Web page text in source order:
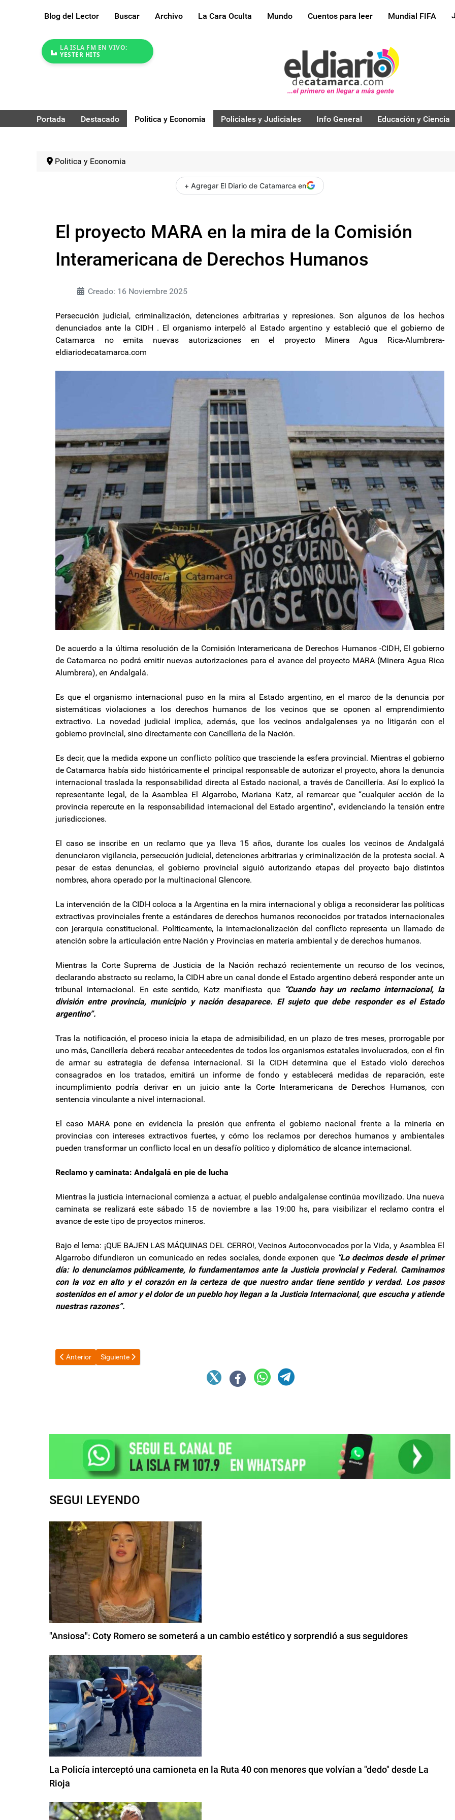
Blog del Lector Buscar Archivo La Cara Oculta Mundo Cuentos para leer Mundial FIFA
LA ISLA FM EN VIVO:
YESTER HITS
Portada Destacado Politica y Economia Policiales y Judiciales Info General Educación y Ciencia
Politica y Economia
+ Agregar El Diario de Catamarca en
El proyecto MARA en la mira de la Comisión
Interamericana de Derechos Humanos
Creado: 16 Noviembre 2025
Persecución judicial, criminalización, detenciones arbitrarias y represiones. Son algunos de los hechos
denunciados ante la CIDH . El organismo interpeló al Estado argentino y estableció que el gobierno de
Catamarca no emita nuevas autorizaciones en el proyecto Minera Agua Rica-Alumbrera-
eldiariodecatamarca.com
De acuerdo a la última resolución de la Comisión Interamericana de Derechos Humanos -CIDH, El gobierno
de Catamarca no podrá emitir nuevas autorizaciones para el avance del proyecto MARA (Minera Agua Rica
Alumbrera), en Andalgalá.
Es que el organismo internacional puso en la mira al Estado argentino, en el marco de la denuncia por
sistemáticas violaciones a los derechos humanos de los vecinos que se oponen al emprendimiento
extractivo. La novedad judicial implica, además, que los vecinos andalgalenses ya no litigarán con el
gobierno provincial, sino directamente con Cancillería de la Nación.
Es decir, que la medida expone un conflicto político que trasciende la esfera provincial. Mientras el gobierno
de Catamarca había sido históricamente el principal responsable de autorizar el proyecto, ahora la denuncia
internacional traslada la responsabilidad directa al Estado nacional, a través de Cancillería. Así lo explicó la
representante legal, de la Asamblea El Algarrobo, Mariana Katz, al remarcar que “cualquier acción de la
provincia repercute en la responsabilidad internacional del Estado argentino”, evidenciando la tensión entre
jurisdicciones.
El caso se inscribe en un reclamo que ya lleva 15 años, durante los cuales los vecinos de Andalgalá
denunciaron vigilancia, persecución judicial, detenciones arbitrarias y criminalización de la protesta social. A
pesar de estas denuncias, el gobierno provincial siguió autorizando etapas del proyecto bajo distintos
nombres, ahora operado por la multinacional Glencore.
La intervención de la CIDH coloca a la Argentina en la mira internacional y obliga a reconsiderar las políticas
extractivas provinciales frente a estándares de derechos humanos reconocidos por tratados internacionales
con jerarquía constitucional. Políticamente, la internacionalización del conflicto representa un llamado de
atención sobre la articulación entre Nación y Provincias en materia ambiental y de derechos humanos.
Mientras la Corte Suprema de Justicia de la Nación rechazó recientemente un recurso de los vecinos,
declarando abstracto su reclamo, la CIDH abre un canal donde el Estado argentino deberá responder ante un
tribunal internacional. En este sentido, Katz manifiesta que “Cuando hay un reclamo internacional, la
división entre provincia, municipio y nación desaparece. El sujeto que debe responder es el Estado
argentino”.
Tras la notificación, el proceso inicia la etapa de admisibilidad, en un plazo de tres meses, prorrogable por
uno más, Cancillería deberá recabar antecedentes de todos los organismos estatales involucrados, con el fin
de armar su estrategia de defensa internacional. Si la CIDH determina que el Estado violó derechos
consagrados en los tratados, emitirá un informe de fondo y establecerá medidas de reparación, este
incumplimiento podría derivar en un juicio ante la Corte Interamericana de Derechos Humanos, con
sentencia vinculante a nivel internacional.
El caso MARA pone en evidencia la presión que enfrenta el gobierno nacional frente a la minería en
provincias con intereses extractivos fuertes, y cómo los reclamos por derechos humanos y ambientales
pueden transformar un conflicto local en un desafío político y diplomático de alcance internacional.
Reclamo y caminata: Andalgalá en pie de lucha
Mientras la justicia internacional comienza a actuar, el pueblo andalgalense continúa movilizado. Una nueva
caminata se realizará este sábado 15 de noviembre a las 19:00 hs, para visibilizar el reclamo contra el
avance de este tipo de proyectos mineros.
Bajo el lema: ¡QUE BAJEN LAS MÁQUINAS DEL CERRO!, Vecinos Autoconvocados por la Vida, y Asamblea El
Algarrobo difundieron un comunicado en redes sociales, donde exponen que “Lo decimos desde el primer
día: lo denunciamos públicamente, lo fundamentamos ante la Justicia provincial y Federal. Caminamos
con la voz en alto y el corazón en la certeza de que nuestro andar tiene sentido y verdad. Los pasos
sostenidos en el amor y el dolor de un pueblo hoy llegan a la Justicia Internacional, que escucha y atiende
nuestras razones”.
Artículo anterior: El uso de billetes sigue en caída libre: solo representa el 6% de la economía y gana terreno el QR
Anterior Artículo siguiente: Los industriales esperan la letra chica del acuerdo comercial con EEUU y analizan el impacto
Siguiente
SEGUI LEYENDO
"Ansiosa": Coty Romero se someterá a un cambio estético y sorprendió a sus seguidores
La Policía interceptó una camioneta en la Ruta 40 con menores que volvían a "dedo" desde La
Rioja